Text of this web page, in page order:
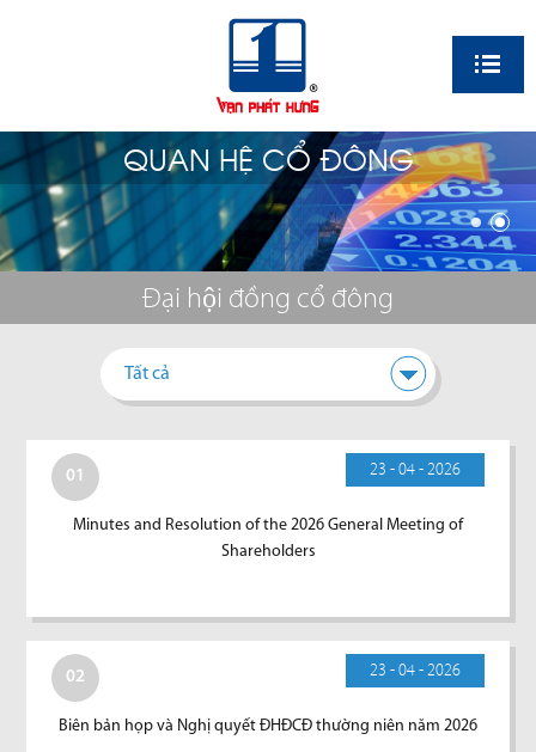
QUAN HỆ CỔ ĐÔNG
Đại hội đồng cổ đông
Tất cả
01 23 - 04 - 2026
Minutes and Resolution of the 2026 General Meeting of
Shareholders
02 23 - 04 - 2026
Biên bản họp và Nghị quyết ĐHĐCĐ thường niên năm 2026